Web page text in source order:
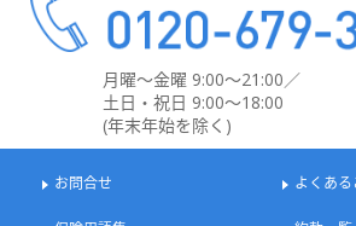
月曜～金曜 9:00～21:00／
土日・祝日 9:00～18:00
(年末年始を除く)
お問合せ よくあ